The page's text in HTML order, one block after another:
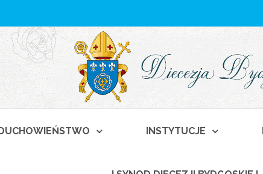
DUCHOWIEŃSTWO INSTYTUCJE